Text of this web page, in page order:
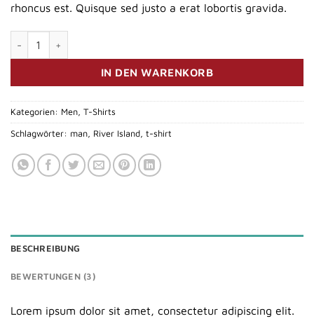
rhoncus est. Quisque sed justo a erat lobortis gravida.
IN DEN WARENKORB
Kategorien: Men, T-Shirts
Schlagwörter: man, River Island, t-shirt
BESCHREIBUNG
BEWERTUNGEN (3)
Lorem ipsum dolor sit amet, consectetur adipiscing elit.